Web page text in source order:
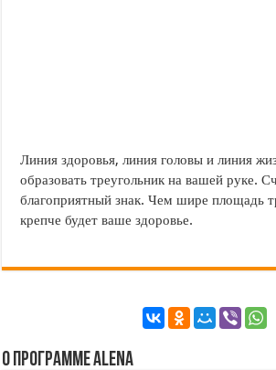
Линия здоровья, линия головы и линия
образовать треугольник на вашей руке.
благоприятный знак. Чем шире площадь
крепче будет ваше здоровье.
О программе Alena